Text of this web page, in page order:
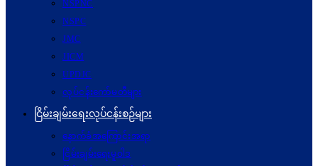
NSPNC
NSPC
JMC
JICM
UPDJC
လုပ်ငန်းကော်မတီများ
ငြိမ်းချမ်းရေးလုပ်ငန်းစဉ်များ
နောက်ခံအကြောင်းအရာ
ငြိမ်းချမ်းရေးမူဝါဒ